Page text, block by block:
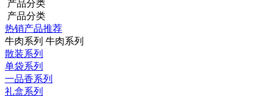
产品分类
产品分类
热销产品推荐
牛肉系列 牛肉系列
散装系列
单袋系列
一品香系列
礼盒系列